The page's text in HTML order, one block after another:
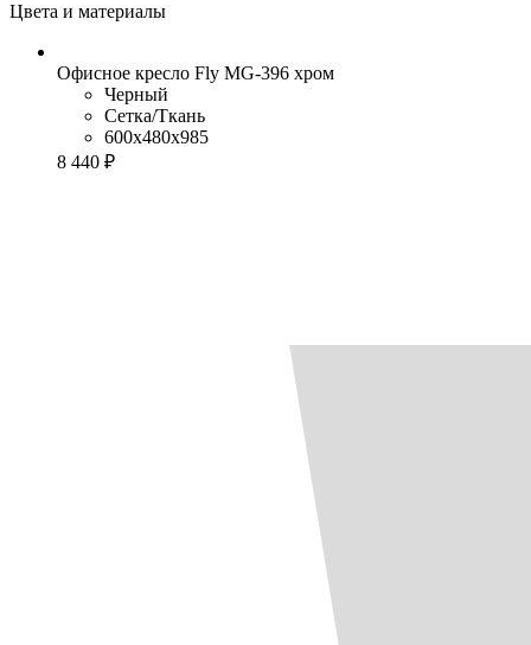
Цвета и материалы
Офисное кресло Fly MG-396 хром
Черный
Сетка/Ткань
600x480x985
8 440 ₽